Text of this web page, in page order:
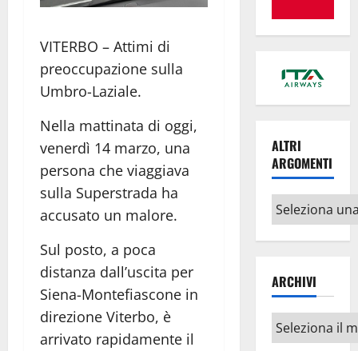
VITERBO – Attimi di
preoccupazione sulla
Umbro-Laziale.
Nella mattinata di oggi,
venerdì 14 marzo, una
persona che viaggiava
sulla Superstrada ha
accusato un malore.
Sul posto, a poca
distanza dall’uscita per
Siena-Montefiascone in
direzione Viterbo, è
arrivato rapidamente il
ALTRI
ARGOMENTI
Altri
argomenti
ARCHIVI
Archivi